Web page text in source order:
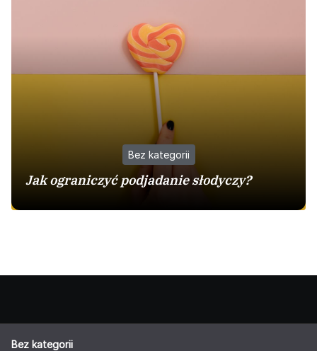
Bez kategorii
Jak ograniczyć podjadanie słodyczy?
Bez kategorii